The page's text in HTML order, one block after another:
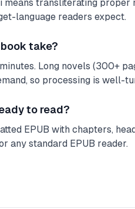
transliterating proper
language readers expect.
take?
Long novels (300+
so processing is well-
to read?
EPUB with chapters,
any standard EPUB reader.